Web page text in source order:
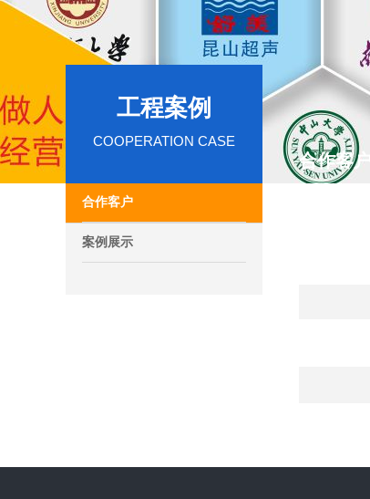
工程案例
COOPERATION CASE
合作客户
案例展示
合作客户